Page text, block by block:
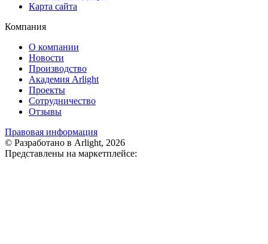
Карта сайта
Компания
О компании
Новости
Производство
Академия Arlight
Проекты
Сотрудничество
Отзывы
Правовая информация
© Разработано в Arlight, 2026
Представлены на маркетплейсе: